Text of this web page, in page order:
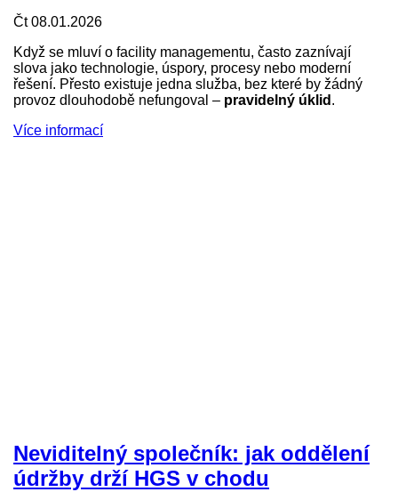
Čt 08.01.2026
Když se mluví o facility managementu, často zaznívají
slova jako technologie, úspory, procesy nebo moderní
řešení. Přesto existuje jedna služba, bez které by žádný
provoz dlouhodobě nefungoval – pravidelný úklid .
Více informací
Neviditelný společník: jak oddělení
údržby drží HGS v chodu